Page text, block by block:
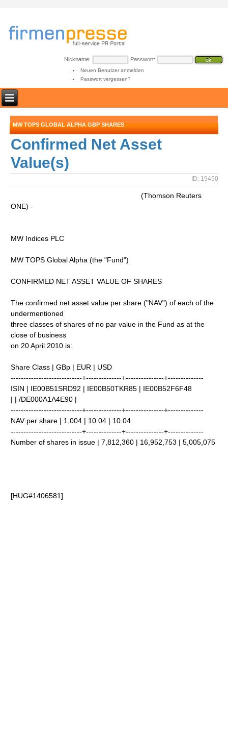
Nickname: Passwort:
Neuen Benutzer anmelden
Passwort vergessen?
MW TOPS GLOBAL ALPHA GBP SHARES
Confirmed Net Asset
Value(s)
ID: 19450
(Thomson Reuters
ONE) -
MW Indices PLC
MW TOPS Global Alpha (the "Fund")
CONFIRMED NET ASSET VALUE OF SHARES
The confirmed net asset value per share ("NAV") of each of the
undermentioned
three classes of shares of no par value in the Fund as at the
close of business
on 20 April 2010 is:
Share Class | GBp | EUR | USD
----------------------------+--------------+---------------+--------------
ISIN | IE00B51SRD92 | IE00B50TKR85 | IE00B52F6F48
| | /DE000A1A4E90 |
----------------------------+--------------+---------------+--------------
NAV per share | 1,004 | 10.04 | 10.04
----------------------------+--------------+---------------+--------------
Number of shares in issue | 7,812,360 | 16,952,753 | 5,005,075
[HUG#1406581]